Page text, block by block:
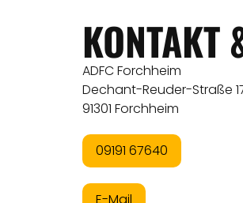
KONTAKT
ADFC Forchheim
Dechant-Reuder-Straße
91301 Forchheim
09191 67640